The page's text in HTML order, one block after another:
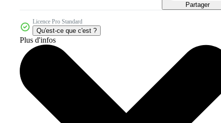
Partager
Licence Pro Standard
Qu'est-ce que c'est ?
Plus d'infos